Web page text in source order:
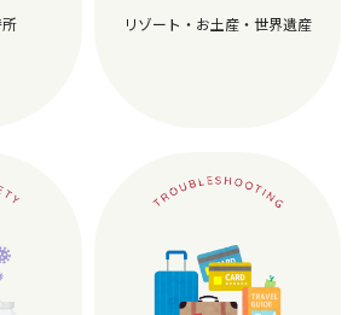
リゾート・お土産・世界遺産